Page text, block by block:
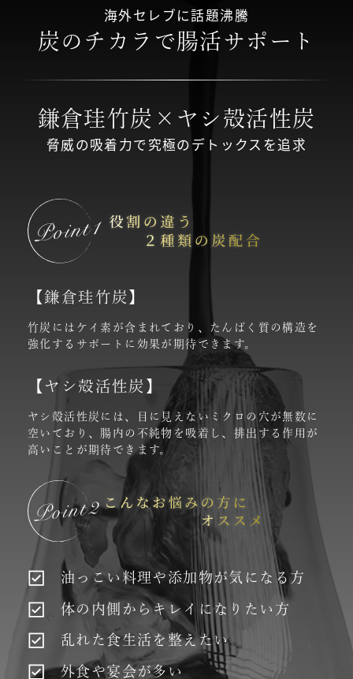
海外セレブに話題沸騰
炭のチカラで腸活サポート
鎌倉珪竹炭 × ヤシ殻活性炭
脅威の吸着力で究極のデトックスを追求
【鎌倉珪竹炭】
竹炭にはケイ素が含まれており、たんぱく質の構造を
強化するサポートに効果が期待できます。
【ヤシ殻活性炭】
ヤシ殻活性炭には、目に見えないミクロの穴が無数に
空いており、腸内の不純物を吸着し、排出する作用が
高いことが期待できます。
油っこい料理や添加物が気になる方
体の内側からキレイになりたい方
乱れた食生活を整えたい
外食や宴会が多い